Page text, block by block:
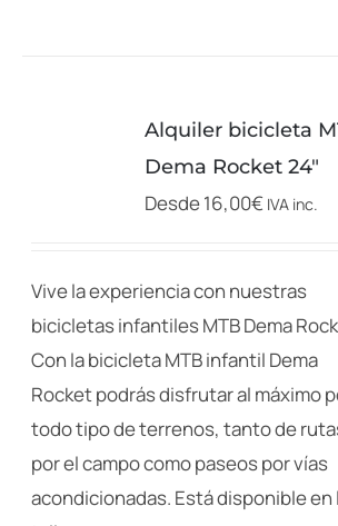
Las
se
elegir
en
la
página
de
producto
Alquiler bicicleta
Dema Rocket 24″
Desde16,00€ IVA inc.
Vive la experiencia con nuestras
bicicletas infantiles MTB Dema
Con la bicicleta MTB infantil Dema
Rocket podrás disfrutar al máximo
todo tipo de terrenos, tanto de
por el campo como paseos por vías
acondicionadas. Está disponible en